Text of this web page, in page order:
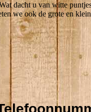
dacht u van witte
we ook de grote en